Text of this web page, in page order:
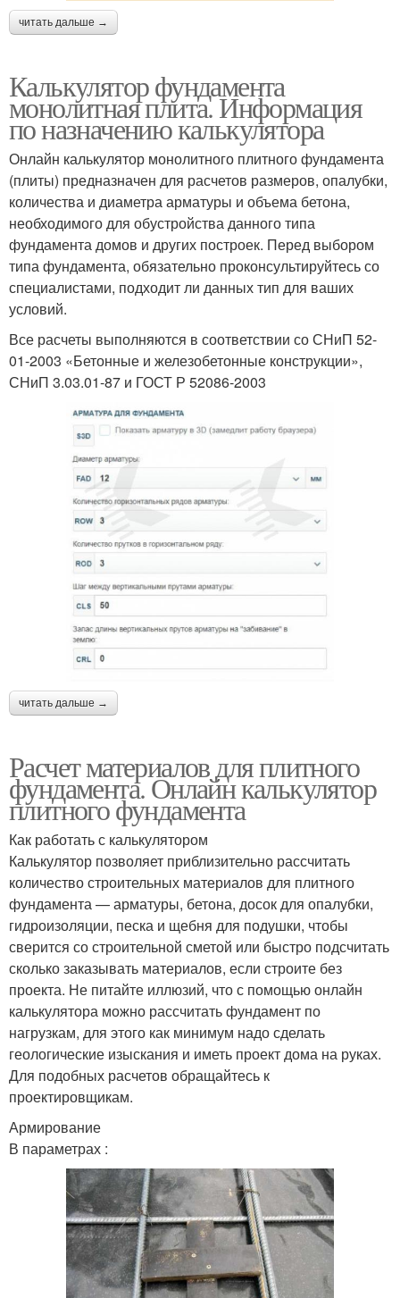
читать дальше →
Калькулятор фундамента
монолитная плита. Информация
по назначению калькулятора
Онлайн калькулятор монолитного плитного фундамента
(плиты) предназначен для расчетов размеров, опалубки,
количества и диаметра арматуры и объема бетона,
необходимого для обустройства данного типа
фундамента домов и других построек. Перед выбором
типа фундамента, обязательно проконсультируйтесь со
специалистами, подходит ли данных тип для ваших
условий.
Все расчеты выполняются в соответствии со СНиП 52-
01-2003 «Бетонные и железобетонные конструкции»,
СНиП 3.03.01-87 и ГОСТ Р 52086-2003
читать дальше →
Расчет материалов для плитного
фундамента. Онлайн калькулятор
плитного фундамента
Как работать с калькулятором
Калькулятор позволяет приблизительно рассчитать
количество строительных материалов для плитного
фундамента — арматуры, бетона, досок для опалубки,
гидроизоляции, песка и щебня для подушки, чтобы
сверится со строительной сметой или быстро подсчитать
сколько заказывать материалов, если строите без
проекта. Не питайте иллюзий, что с помощью онлайн
калькулятора можно рассчитать фундамент по
нагрузкам, для этого как минимум надо сделать
геологические изыскания и иметь проект дома на руках.
Для подобных расчетов обращайтесь к
проектировщикам.
Армирование
В параметрах :